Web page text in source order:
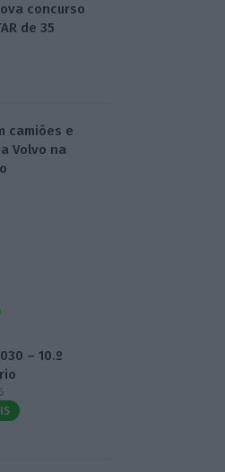
concurso
de 35
camiões e
Volvo na
– 10.º